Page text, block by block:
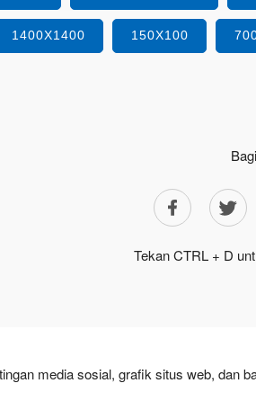
1400X1400 150X100
Tekan CTRL + D
media sosial, grafik situs web, dan